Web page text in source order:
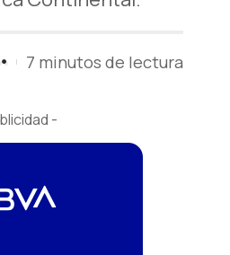
7 minutos de lectura
-